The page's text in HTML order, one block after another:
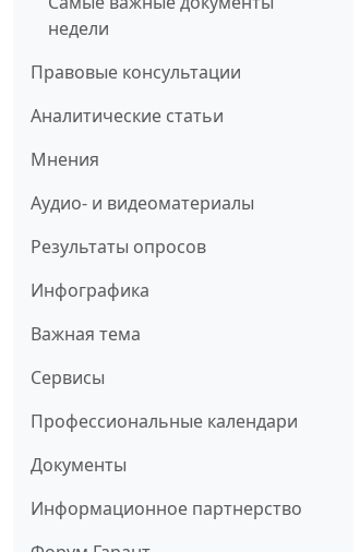
недели
Правовые консультации
Аналитические статьи
Мнения
Аудио- и видеоматериалы
Результаты опросов
Инфографика
Важная тема
Сервисы
Профессиональные календари
Документы
Информационное партнерство